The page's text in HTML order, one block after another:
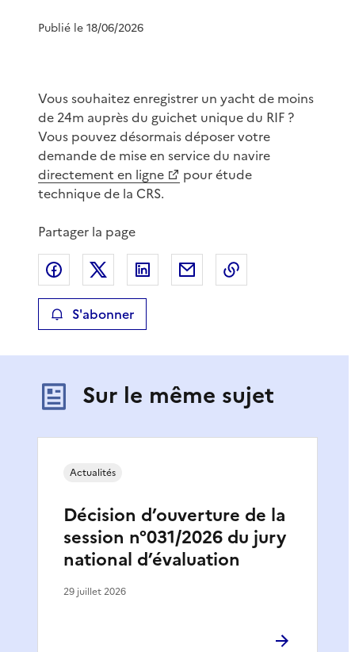
Publié le 18/06/2026
Vous souhaitez enregistrer un yacht de moins
de 24m auprès du guichet unique du RIF ?
Vous pouvez désormais déposer votre
demande de mise en service du navire
directement en ligne
pour étude
technique de la CRS.
Partager la page
Partager sur Facebook
Partager sur XPartager sur LinkedIn
Partager par email
S'abonner
Sur le même sujet
Décision d’ouverture de la
session n°031/2026 du jury
national d’évaluation
Actualités
29 juillet 2026